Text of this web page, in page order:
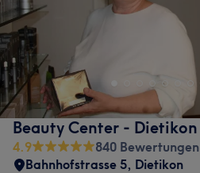
Beauty Center - Dietikon
4.9
840 Bewertungen
Bahnhofstrasse 5, Dietikon